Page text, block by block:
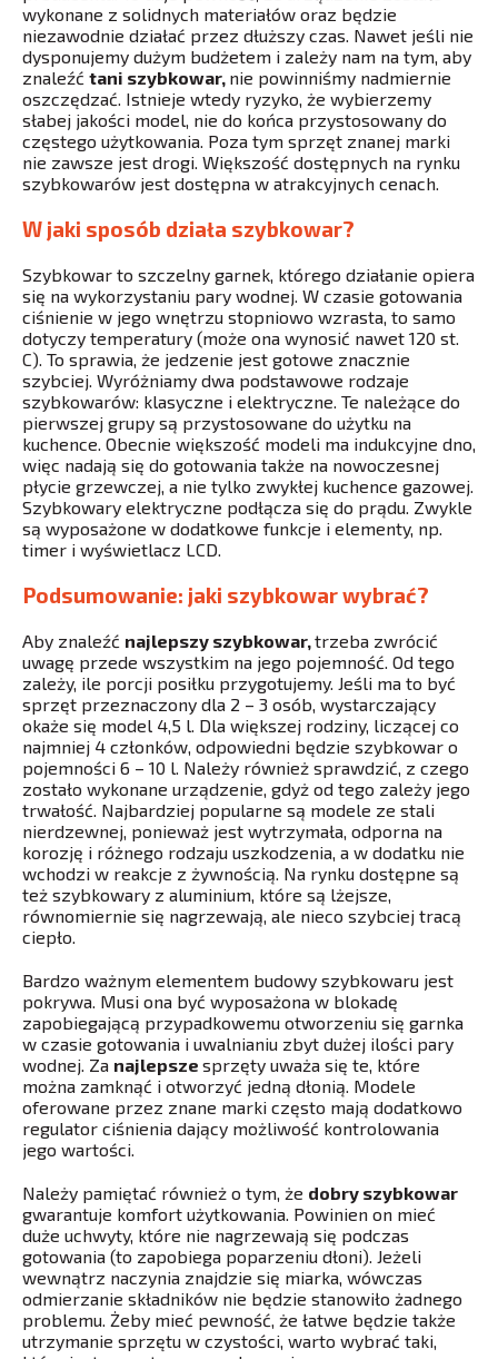
wykonane z solidnych materiałów oraz będzie
niezawodnie działać przez dłuższy czas. Nawet jeśli nie
dysponujemy dużym budżetem i zależy nam na tym, aby
znaleźć tani szybkowar, nie powinniśmy nadmiernie
oszczędzać. Istnieje wtedy ryzyko, że wybierzemy
słabej jakości model, nie do końca przystosowany do
częstego użytkowania. Poza tym sprzęt znanej marki
nie zawsze jest drogi. Większość dostępnych na rynku
szybkowarów jest dostępna w atrakcyjnych cenach.
W jaki sposób działa szybkowar?
Szybkowar to szczelny garnek, którego działanie opiera
się na wykorzystaniu pary wodnej. W czasie gotowania
ciśnienie w jego wnętrzu stopniowo wzrasta, to samo
dotyczy temperatury (może ona wynosić nawet 120 st.
C). To sprawia, że jedzenie jest gotowe znacznie
szybciej. Wyróżniamy dwa podstawowe rodzaje
szybkowarów: klasyczne i elektryczne. Te należące do
pierwszej grupy są przystosowane do użytku na
kuchence. Obecnie większość modeli ma indukcyjne dno,
więc nadają się do gotowania także na nowoczesnej
płycie grzewczej, a nie tylko zwykłej kuchence gazowej.
Szybkowary elektryczne podłącza się do prądu. Zwykle
są wyposażone w dodatkowe funkcje i elementy, np.
timer i wyświetlacz LCD.
Podsumowanie: jaki szybkowar wybrać?
Aby znaleźć najlepszy szybkowar,trzeba zwrócić
uwagę przede wszystkim na jego pojemność. Od tego
zależy, ile porcji posiłku przygotujemy. Jeśli ma to być
sprzęt przeznaczony dla 2 – 3 osób, wystarczający
okaże się model 4,5 l. Dla większej rodziny, liczącej co
najmniej 4 członków, odpowiedni będzie szybkowar o
pojemności 6 – 10 l. Należy również sprawdzić, z czego
zostało wykonane urządzenie, gdyż od tego zależy jego
trwałość. Najbardziej popularne są modele ze stali
nierdzewnej, ponieważ jest wytrzymała, odporna na
korozję i różnego rodzaju uszkodzenia, a w dodatku nie
wchodzi w reakcje z żywnością. Na rynku dostępne są
też szybkowary z aluminium, które są lżejsze,
równomiernie się nagrzewają, ale nieco szybciej tracą
ciepło.
Bardzo ważnym elementem budowy szybkowaru jest
pokrywa. Musi ona być wyposażona w blokadę
zapobiegającą przypadkowemu otworzeniu się garnka
w czasie gotowania i uwalnianiu zbyt dużej ilości pary
wodnej. Za najlepsze sprzęty uważa się te, które
można zamknąć i otworzyć jedną dłonią. Modele
oferowane przez znane marki często mają dodatkowo
regulator ciśnienia dający możliwość kontrolowania
jego wartości.
Należy pamiętać również o tym, że dobry szybkowar
gwarantuje komfort użytkowania. Powinien on mieć
duże uchwyty, które nie nagrzewają się podczas
gotowania (to zapobiega poparzeniu dłoni). Jeżeli
wewnątrz naczynia znajdzie się miarka, wówczas
odmierzanie składników nie będzie stanowiło żadnego
problemu. Żeby mieć pewność, że łatwe będzie także
utrzymanie sprzętu w czystości, warto wybrać taki,